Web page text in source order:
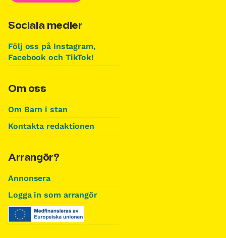
Sociala medier
Följ oss på Instagram,
Facebook och TikTok!
Om oss
Om Barn i stan
Kontakta redaktionen
Arrangör?
Annonsera
Logga in som arrangör